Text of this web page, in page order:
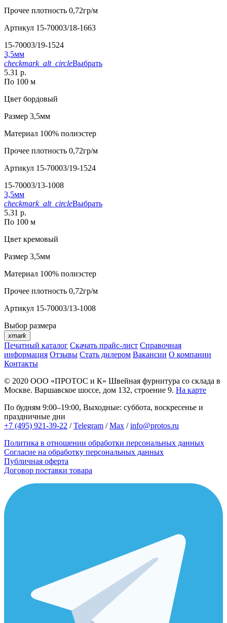
Прочее плотность 0,72гр/м
Артикул 15-70003/18-1663
15-70003/19-1524
3,5мм
checkmark_alt_circleВыбрать
5.31 р.
По 100 м
Цвет бордовый
Размер 3,5мм
Материал 100% полиэстер
Прочее плотность 0,72гр/м
Артикул 15-70003/19-1524
15-70003/13-1008
3,5мм
checkmark_alt_circleВыбрать
5.31 р.
По 100 м
Цвет кремовый
Размер 3,5мм
Материал 100% полиэстер
Прочее плотность 0,72гр/м
Артикул 15-70003/13-1008
Выбор размера
xmark
Печатный каталог Скачать прайс-лист Справочная
информация Отзывы Стать дилером Вакансии О компании
Контакты
© 2020 ООО «ПРОТОС и К» Швейная фурнитура со склада в
Москве. Варшавское шоссе, дом 132, строение 9. На карте
По будням 9:00–19:00, Выходные: суббота, воскресенье и
праздничные дни
+7 (495) 921-39-22 /Telegram /Max /info@protos.ru
Политика в отношении обработки персональных данных
Согласие на обработку персональных данных
Публичная оферта
Договор поставки товара